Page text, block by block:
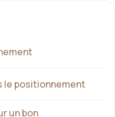
le positionnement
un bon